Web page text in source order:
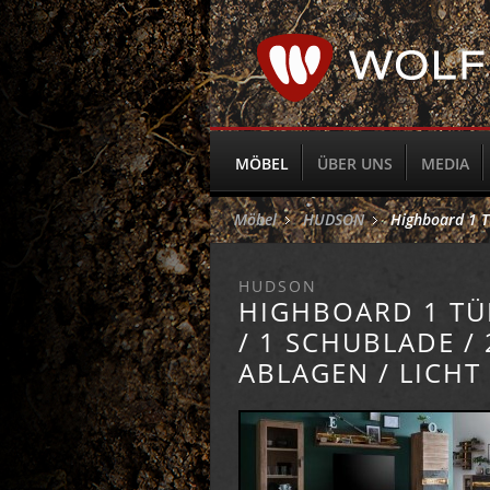
MÖBEL ÜBER UNS MEDIA
Möbel HUDSON Highboard 1
HUDSON
HIGHBOARD 1
/ 1 SCHUBLADE /
ABLAGEN / LICHT